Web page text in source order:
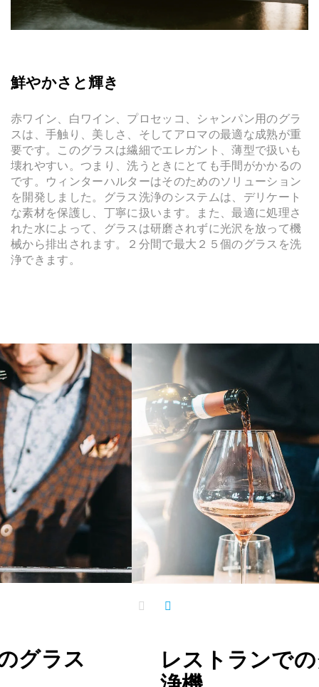
鮮やかさと輝き
赤ワイン、白ワイン、プロセッコ、シャンパン用のグラ
スは、手触り、美しさ、そしてアロマの最適な成熟が重
要です。このグラスは繊細でエレガント、薄型で扱いも
壊れやすい。つまり、洗うときにとても手間がかかるの
です。ウィンターハルターはそのためのソリューション
を開発しました。グラス洗浄のシステムは、デリケート
な素材を保護し、丁寧に扱います。また、最適に処理さ
れた水によって、グラスは研磨されずに光沢を放って機
械から排出されます。２分間で最大２５個のグラスを洗
浄できます。
レストランでのグラス洗